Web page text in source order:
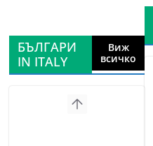
БЪЛГАРИ
IN ITALY
Виж
всичко